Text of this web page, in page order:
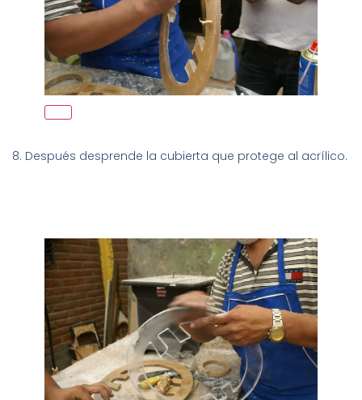
8. Después desprende la cubierta que protege al acrílico.